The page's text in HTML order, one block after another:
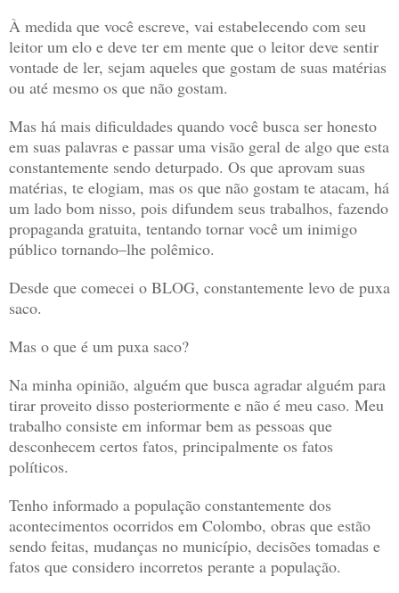
À medida que você escreve, vai estabelecendo com seu
leitor um elo e deve ter em mente que o leitor deve sentir
vontade de ler, sejam aqueles que gostam de suas matérias
ou até mesmo os que não gostam.
Mas há mais dificuldades quando você busca ser honesto
em suas palavras e passar uma visão geral de algo que esta
constantemente sendo deturpado. Os que aprovam suas
matérias, te elogiam, mas os que não gostam te atacam, há
um lado bom nisso, pois difundem seus trabalhos, fazendo
propaganda gratuita, tentando tornar você um inimigo
público tornando–lhe polêmico.
Desde que comecei o BLOG, constantemente levo de puxa
saco.
Mas o que é um puxa saco?
Na minha opinião, alguém que busca agradar alguém para
tirar proveito disso posteriormente e não é meu caso. Meu
trabalho consiste em informar bem as pessoas que
desconhecem certos fatos, principalmente os fatos
políticos.
Tenho informado a população constantemente dos
acontecimentos ocorridos em Colombo, obras que estão
sendo feitas, mudanças no município, decisões tomadas e
fatos que considero incorretos perante a população.